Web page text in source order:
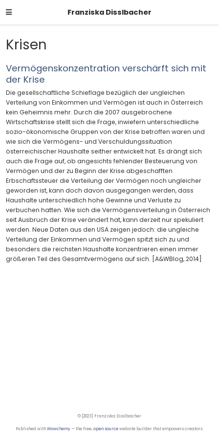
Franziska Disslbacher
Krisen
Vermögenskonzentration verschärft sich mit
der Krise
Die gesellschaftliche Schieflage bezüglich der ungleichen
Verteilung von Einkommen und Vermögen ist auch in Österreich
kein Geheimnis mehr. Durch die 2007 ausgebrochene
Wirtschaftskrise stellt sich die Frage, inwiefern unterschiedliche
sozio-ökonomische Gruppen von der Krise betroffen waren und
wie sich die Vermögens- und Verschuldungssituation
österreichischer Haushalte seither entwickelt hat. Es drängt sich
auch die Frage auf, ob angesichts fehlender Besteuerung von
Vermögen und der zu Beginn der Krise abgeschafften
Erbschaftssteuer die Verteilung der Vermögen noch ungleicher
geworden ist, kann doch davon ausgegangen werden, dass
Haushalte unterschiedlich hohe Gewinne und Verluste zu
verbuchen hatten. Wie sich die Vermögensverteilung in Österreich
seit Ausbruch der Krise verändert hat, kann derzeit nur spekuliert
werden. Neue Daten aus den USA zeigen jedoch: die ungleiche
Verteilung der Einkommen und Vermögen spitzt sich zu und
besonders die reichsten Haushalte konzentrieren einen immer
größeren Teil des Gesamtvermögens auf sich. [A&WBlog, 2014]
© {2023} Franziska Disslbacher
Published withWowchemy— the free, open sourcewebsite builder that empowers creators.